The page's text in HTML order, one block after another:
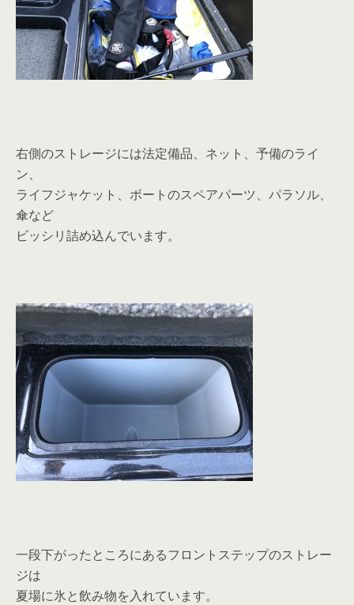
右側のストレージには法定備品、ネット、予備のライ
ン、
ライフジャケット、ボートのスペアパーツ、パラソル、
傘など
ビッシリ詰め込んでいます。
一段下がったところにあるフロントステップのストレー
ジは
夏場に氷と飲み物を入れています。